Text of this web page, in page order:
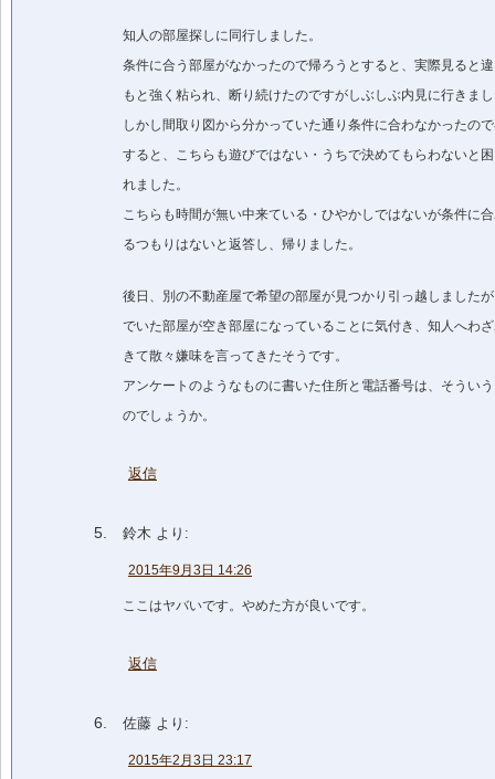
知人の部屋探しに同行しました。
条件に合う部屋がなかったので帰ろうとすると、実際見ると
もと強く粘られ、断り続けたのですがしぶしぶ内見に行きま
しかし間取り図から分かっていた通り条件に合わなかったの
すると、こちらも遊びではない・うちで決めてもらわないと
れました。
こちらも時間が無い中来ている・ひやかしではないが条件に
るつもりはないと返答し、帰りました。
後日、別の不動産屋で希望の部屋が見つかり引っ越しました
でいた部屋が空き部屋になっていることに気付き、知人へわ
きて散々嫌味を言ってきたそうです。
アンケートのようなものに書いた住所と電話番号は、そうい
のでしょうか。
返信
鈴木 より:
2015年9月3日 14:26
ここはヤバいです。やめた方が良いです。
返信
佐藤 より:
2015年2月3日 23:17